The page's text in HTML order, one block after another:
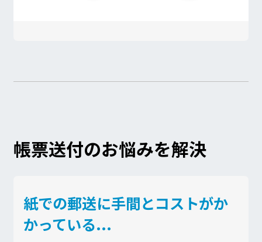
帳票送付のお悩みを解決
紙での郵送に手間とコストがか
かっている...